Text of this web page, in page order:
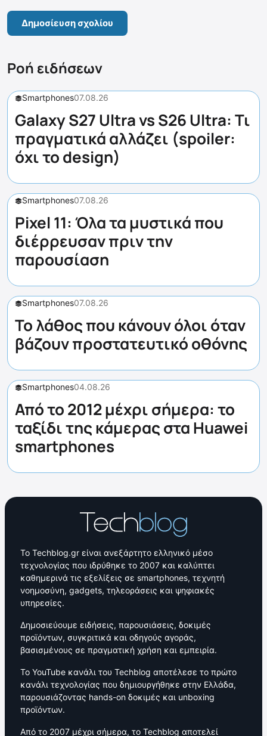
Ροή ειδήσεων
Smartphones07.08.26
Galaxy S27 Ultra vs S26 Ultra: Τι
πραγματικά αλλάζει (spoiler:
όχι το design)
Smartphones07.08.26
Pixel 11: Όλα τα μυστικά που
διέρρευσαν πριν την
παρουσίαση
Smartphones07.08.26
Το λάθος που κάνουν όλοι όταν
βάζουν προστατευτικό οθόνης
Smartphones04.08.26
Από το 2012 μέχρι σήμερα: το
ταξίδι της κάμερας στα Huawei
smartphones
Το Techblog.gr είναι ανεξάρτητο ελληνικό μέσο
τεχνολογίας που ιδρύθηκε το 2007 και καλύπτει
καθημερινά τις εξελίξεις σε smartphones, τεχνητή
νοημοσύνη, gadgets, τηλεοράσεις και ψηφιακές
υπηρεσίες.
Δημοσιεύουμε ειδήσεις, παρουσιάσεις, δοκιμές
προϊόντων, συγκριτικά και οδηγούς αγοράς,
βασισμένους σε πραγματική χρήση και εμπειρία.
Το YouTube κανάλι του Techblog αποτέλεσε το πρώτο
κανάλι τεχνολογίας που δημιουργήθηκε στην Ελλάδα,
παρουσιάζοντας hands-on δοκιμές και unboxing
προϊόντων.
Από το 2007 μέχρι σήμερα, το Techblog αποτελεί